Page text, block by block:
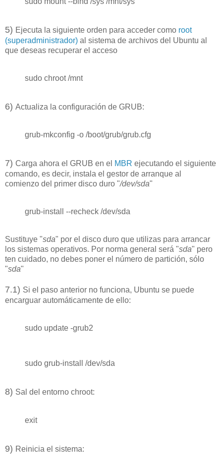
5) Ejecuta la siguiente orden para acceder como root
(superadministrador) al sistema de archivos del Ubuntu al
que deseas recuperar el acceso
sudo chroot /mnt
6) Actualiza la configuración de GRUB:
grub-mkconfig -o /boot/grub/grub.cfg
7) Carga ahora el GRUB en el MBR ejecutando el siguiente
comando, es decir, instala el gestor de arranque al
comienzo del primer disco duro "/dev/sda"
grub-install --recheck /dev/sda
Sustituye "sda" por el disco duro que utilizas para arrancar
los sistemas operativos. Por norma general será "sda" pero
ten cuidado, no debes poner el número de partición, sólo
"sda"
7.1) Si el paso anterior no funciona, Ubuntu se puede
encarguar automáticamente de ello:
sudo update -grub2
sudo grub-install /dev/sda
8) Sal del entorno chroot:
exit
9) Reinicia el sistema: